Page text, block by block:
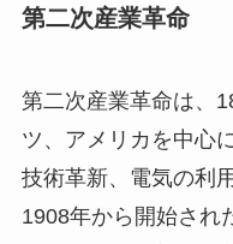
第二次産業革命
第二次産業革命は、
ツ、アメリカを中心
技術革新、電気の利
1908年から開始され